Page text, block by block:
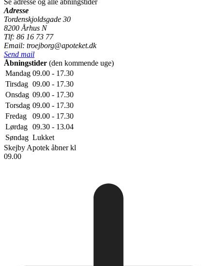
Se adresse og alle åbningstider
Adresse
Tordenskjoldsgade 30
8200 Århus N
Tlf: 86 16 73 77
Email: troejborg@apoteket.dk
Send mail
Åbningstider (den kommende uge)
Mandag 09.00 - 17.30
Tirsdag 09.00 - 17.30
Onsdag 09.00 - 17.30
Torsdag 09.00 - 17.30
Fredag
09.00 - 17.30
Lørdag 09.30 - 13.04
Søndag Lukket
Skejby Apotek åbner kl
09.00